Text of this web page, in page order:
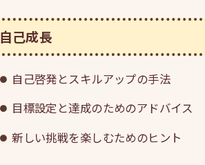
自己成長
自己啓発とスキルアップの手法
目標設定と達成のためのアドバイス
新しい挑戦を楽しむためのヒント